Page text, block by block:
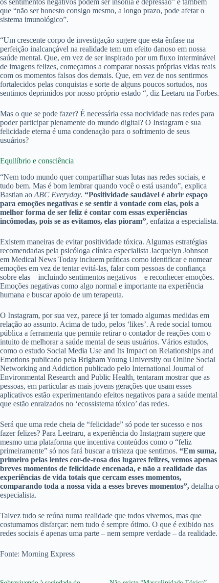
que “não ser honesto consigo mesmo, a longo prazo, pode afetar o
sistema imunológico”.
“Um crescente corpo de investigação sugere que esta ênfase na
perfeição inalcançável na realidade tem um efeito danoso em nossa
saúde mental. Que, em vez de ser inspirado por um fluxo interminável
de imagens felizes, começamos a comparar nossas próprias vidas reais
com os momentos falsos dos demais. Que, em vez de nos sentirmos
fortalecidos pelas conquistas e sorte de alguns poucos sortudos, nos
sentimos deprimidos por nosso próprio estado “, diz Leetaru na Forbes.
Mas o que se pode fazer? É necessária essa nocividade nas redes para
poder participar plenamente do mundo digital? O Instagram e sua
felicidade eterna é uma condenação para o sofrimento de seus
usuários?
Equilíbrio e consciência
“Nem todo mundo quer compartilhar suas lutas nas redes sociais, e
tudo bem. Mas é bom lembrar quando você o está usando”, explica
Bastian ao ABC Everyday. “Positividade saudável é abrir espaço
para emoções negativas e se sentir à vontade com elas, pois a
melhor forma de ser feliz é contar com essas experiências
incômodas, pois se as evitamos, elas pioram”, enfatiza a especialista.
Existem maneiras de evitar positividade tóxica. Algumas estratégias
recomendadas pela psicóloga clínica especialista Jacquelyn Johnson
em Medical News Today incluem práticas como identificar e nomear
emoções em vez de tentar evitá-las, falar com pessoas de confiança
sobre elas – incluindo sentimentos negativos – e reconhecer emoções.
Emoções negativas como algo normal e importante na experiência
humana e buscar apoio de um terapeuta.
O Instagram, por sua vez, parece já ter tomado algumas medidas em
relação ao assunto. Acima de tudo, pelos ‘likes’. A rede social tornou
pública a ferramenta que permite retirar o contador de reações com o
intuito de melhorar a saúde mental de seus usuários. Vários estudos,
como o estudo Social Media Use and Its Impact on Relationships and
Emotions publicado pela Brigham Young University ou Online Social
Networking and Addiction publicado pelo International Journal of
Environmental Research and Public Health, tentaram mostrar que as
pessoas, em particular as mais jovens gerações que usam esses
aplicativos estão experimentando efeitos negativos para a saúde mental
que estão enraizados no ‘ecossistema tóxico’ das redes.
Será que uma rede cheia de “felicidade” só pode ter sucesso e nos
fazer felizes? Para Leetraru, a experiência do Instagram sugere que
mesmo uma plataforma que incentiva conteúdos como o “feliz
primeiramente” só nos fará buscar a tristeza que sentimos. “Em suma,
primeiro pelas lentes cor-de-rosa dos lugares felizes, vemos apenas
breves momentos de felicidade encenada, e não a realidade das
experiências de vida totais que cercam esses momentos,
comparando toda a nossa vida a esses breves momentos”, detalha o
especialista.
Talvez tudo se reúna numa realidade que todos vivemos, mas que
costumamos disfarçar: nem tudo é sempre ótimo. O que é exibido nas
redes sociais é apenas uma parte – nem sempre verdade – da realidade.
Fonte: Morning Express